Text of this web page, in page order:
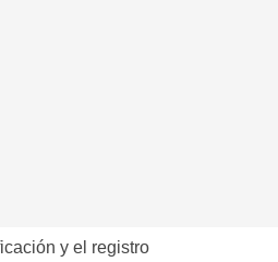
y el registro